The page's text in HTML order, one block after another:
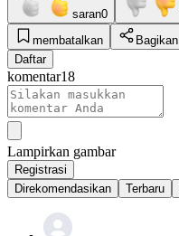
saran0
membatalkan
Bagikan
Daftar
komentar18
Lampirkan gambar
Registrasi
Direkomendasikan
Terbaru